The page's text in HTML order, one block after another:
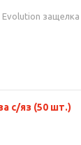
защелка
с/яз (50 шт.)